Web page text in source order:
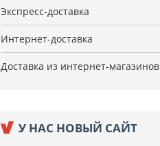
Экспресс-доставка
Интернет-доставка
Доставка из интернет-магазинов
У НАС НОВЫЙ САЙТ